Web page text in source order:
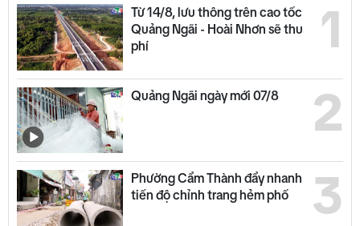
1
Từ 14/8, lưu thông trên cao tốc
Quảng Ngãi - Hoài Nhơn sẽ thu
phí
2
Quảng Ngãi ngày mới 07/8
3
Phường Cẩm Thành đẩy nhanh
tiến độ chỉnh trang hẻm phố